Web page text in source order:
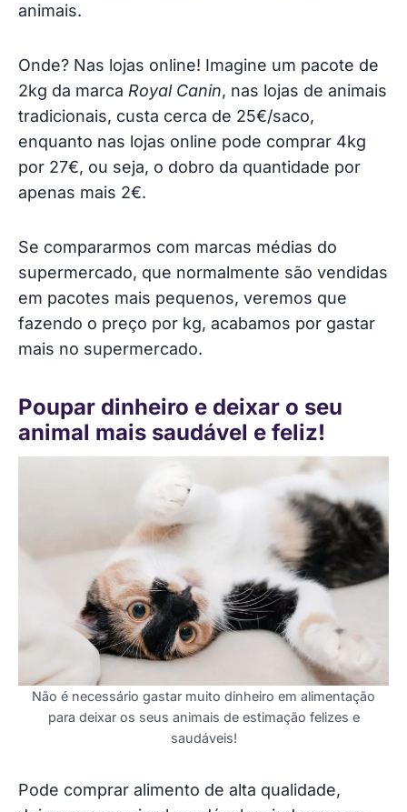
animais.
Onde? Nas lojas online! Imagine um pacote de
2kg da marca Royal Canin, nas lojas de animais
tradicionais, custa cerca de 25€/saco,
enquanto nas lojas online pode comprar 4kg
por 27€, ou seja, o dobro da quantidade por
apenas mais 2€.
Se compararmos com marcas médias do
supermercado, que normalmente são vendidas
em pacotes mais pequenos, veremos que
fazendo o preço por kg, acabamos por gastar
mais no supermercado.
Poupar dinheiro e deixar o seu
animal mais saudável e feliz!
Não é necessário gastar muito dinheiro em alimentação
para deixar os seus animais de estimação felizes e
saudáveis!
Pode comprar alimento de alta qualidade,